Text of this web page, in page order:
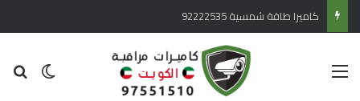
كاميرا طاقة شمسية 92222535